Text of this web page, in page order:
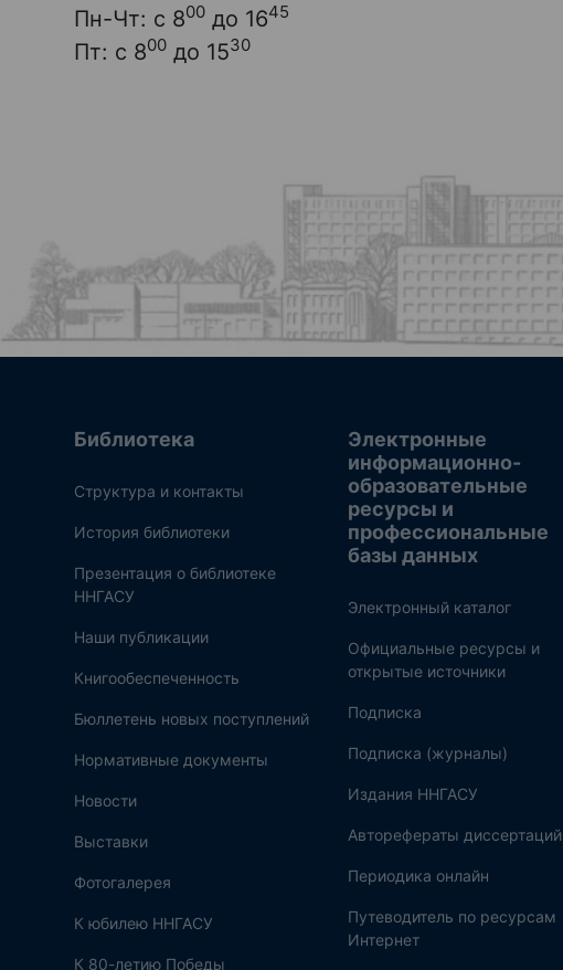
Пн-Чт: с 800 до 1645
Пт: с 800 до 1530
Библиотека
Структура и контакты
История библиотеки
Презентация о библиотеке
ННГАСУ
Наши публикации
Книгообеспеченность
Бюллетень новых поступлений
Нормативные документы
Новости
Выставки
Фотогалерея
К юбилею ННГАСУ
К 80-летию Победы
Электронные
информационно-
образовательные
ресурсы и
профессиональные
базы данных
Электронный каталог
Официальные ресурсы и
открытые источники
Подписка
Подписка (журналы)
Издания ННГАСУ
Авторефераты диссертаций
Периодика онлайн
Путеводитель по ресурсам
Интернет